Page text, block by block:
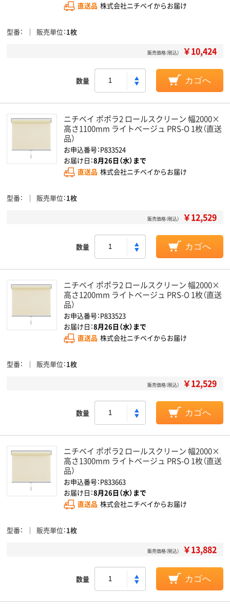
直送品 株式会社ニチベイからお届け
型番 販売単位 1枚
販売価格（税込） ￥10,424
数量 カゴへ
ニチベイ ポポラ2 ロールスクリーン 幅2000×
高さ1100mm ライトベージュ PRS-O 1枚（直送
品）
お申込番号：P833524
お届け日：8月26日（水）まで
直送品 株式会社ニチベイからお届け
型番 販売単位 1枚
販売価格（税込） ￥12,529
数量 カゴへ
ニチベイ ポポラ2 ロールスクリーン 幅2000×
高さ1200mm ライトベージュ PRS-O 1枚（直送
品）
お申込番号：P833523
お届け日：8月26日（水）まで
直送品 株式会社ニチベイからお届け
型番 販売単位 1枚
販売価格（税込） ￥12,529
数量 カゴへ
ニチベイ ポポラ2 ロールスクリーン 幅2000×
高さ1300mm ライトベージュ PRS-O 1枚（直送
品）
お申込番号：P833663
お届け日：8月26日（水）まで
直送品 株式会社ニチベイからお届け
型番 販売単位 1枚
販売価格（税込） ￥13,882
数量 カゴへ